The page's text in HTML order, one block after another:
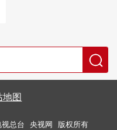
地图
总台 央视网 版权所有